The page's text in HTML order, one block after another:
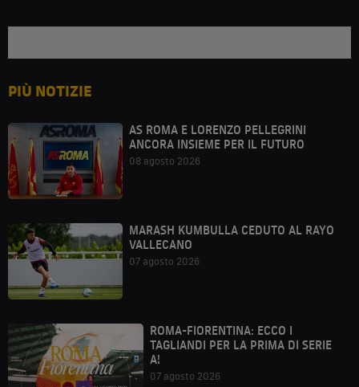
PIÙ NOTIZIE
AS ROMA E LORENZO PELLEGRINI
ANCORA INSIEME PER IL FUTURO
08 agosto 2026
MARASH KUMBULLA CEDUTO AL RAYO
VALLECANO
07 agosto 2026
ROMA-FIORENTINA: ECCO I
TAGLIANDI PER LA PRIMA DI SERIE
A!
07 agosto 2026